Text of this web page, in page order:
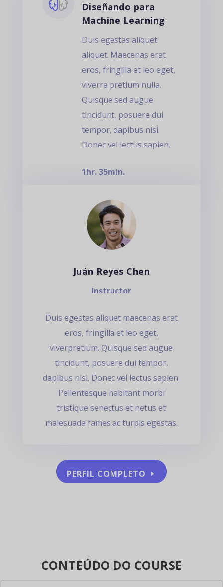
Diseñando para
Machine Learning
Duis egestas aliquet
aliquet. Maecenas erat
eros, fringilla et leo eget,
viverra pretium nulla.
Quisque sed augue
tincidunt, posuere dui
tempor, dapibus nisi.
Donec vel lectus sapien.
1hr. 35min.
Juán Reyes Chen
Instructor
Duis egestas aliquet maecenas erat
eros, fringilla et leo eget,
viverpretium. Quisque sed augue
tincidunt, posuere dui tempor,
dapibus nisi. Donec vel lectus sapien.
Pellentesque habitant morbi
tristique senectus et netus et
malesuada fames ac turpis egestas.
PERFIL COMPLETO
CONTEÚDO DO COURSE